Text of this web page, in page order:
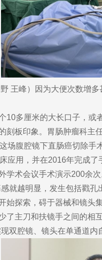
王峰）因为大便次数增
10多厘米的大长口子，
板印象。胃肠肿瘤科主
场腹腔镜下直肠癌切除手术
应用，并在2016年完成
学术会议手术演示200余次
就越明显，发生包括戳
探索，碍于器械和镜头
主刀和扶镜手之间的相
双腔镜、镜头在单通道内